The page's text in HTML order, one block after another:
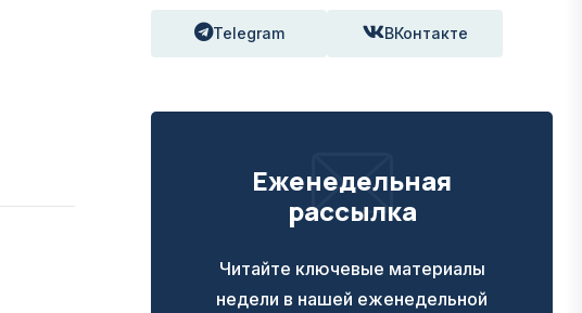
Telegram ВКонтакте
Еженедельная
рассылка
Читайте ключевые материалы
недели в нашей еженедельной